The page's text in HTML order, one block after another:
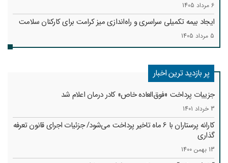
6 مرداد 1405
ایجاد بیمه تکمیلی سراسری و راه‌اندازی میز کرامت برای کارکنان سلامت
5 مرداد 1405
پر بازدید ترین اخبار
جزییات پرداخت «فوق‌العاده خاص» کادر درمان اعلام شد
3 خرداد 1401
کارانه‌ پرستاران با 6 ماه تاخیر پرداخت می‌شود/ جزئیات اجرای قانون تعرفه
گذاری
13 بهمن 1400